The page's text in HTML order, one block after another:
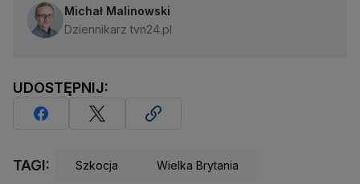
Michał Malinowski
Dziennikarz tvn24.pl
UDOSTĘPNIJ:
TAGI: Szkocja Wielka Brytania